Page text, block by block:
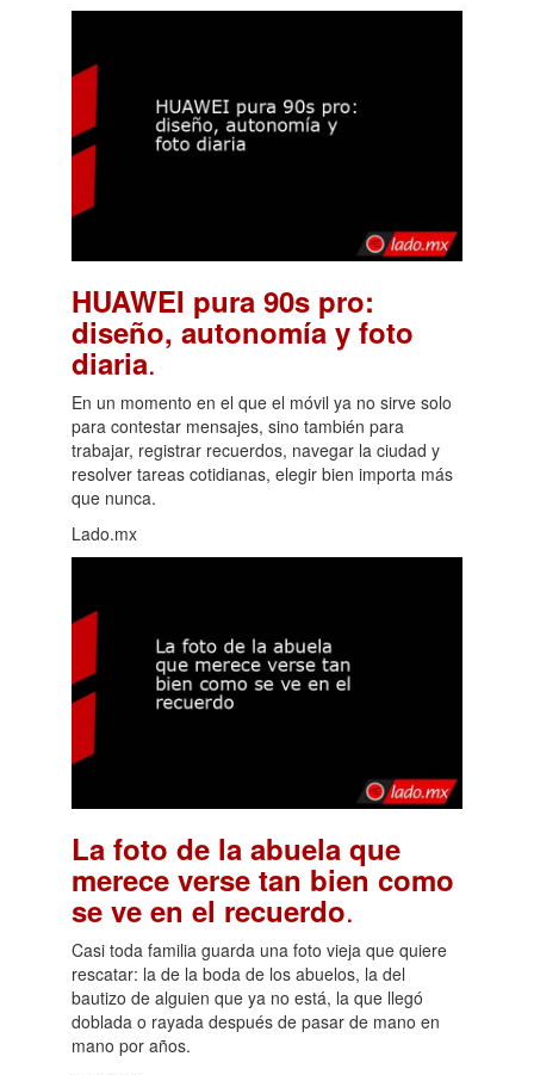
HUAWEI pura 90s pro:
diseño, autonomía y foto
diaria.
En un momento en el que el móvil ya no sirve solo
para contestar mensajes, sino también para
trabajar, registrar recuerdos, navegar la ciudad y
resolver tareas cotidianas, elegir bien importa más
que nunca.
Lado.mx
La foto de la abuela que
merece verse tan bien como
se ve en el recuerdo.
Casi toda familia guarda una foto vieja que quiere
rescatar: la de la boda de los abuelos, la del
bautizo de alguien que ya no está, la que llegó
doblada o rayada después de pasar de mano en
mano por años.